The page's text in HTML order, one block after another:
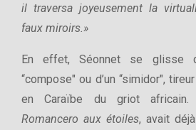
il traversa joyeusement la
faux miroirs.»
En effet, Séonnet se glisse
“compose" ou d’un “simidor",
en Caraïbe du griot
Romancero aux étoiles, avait